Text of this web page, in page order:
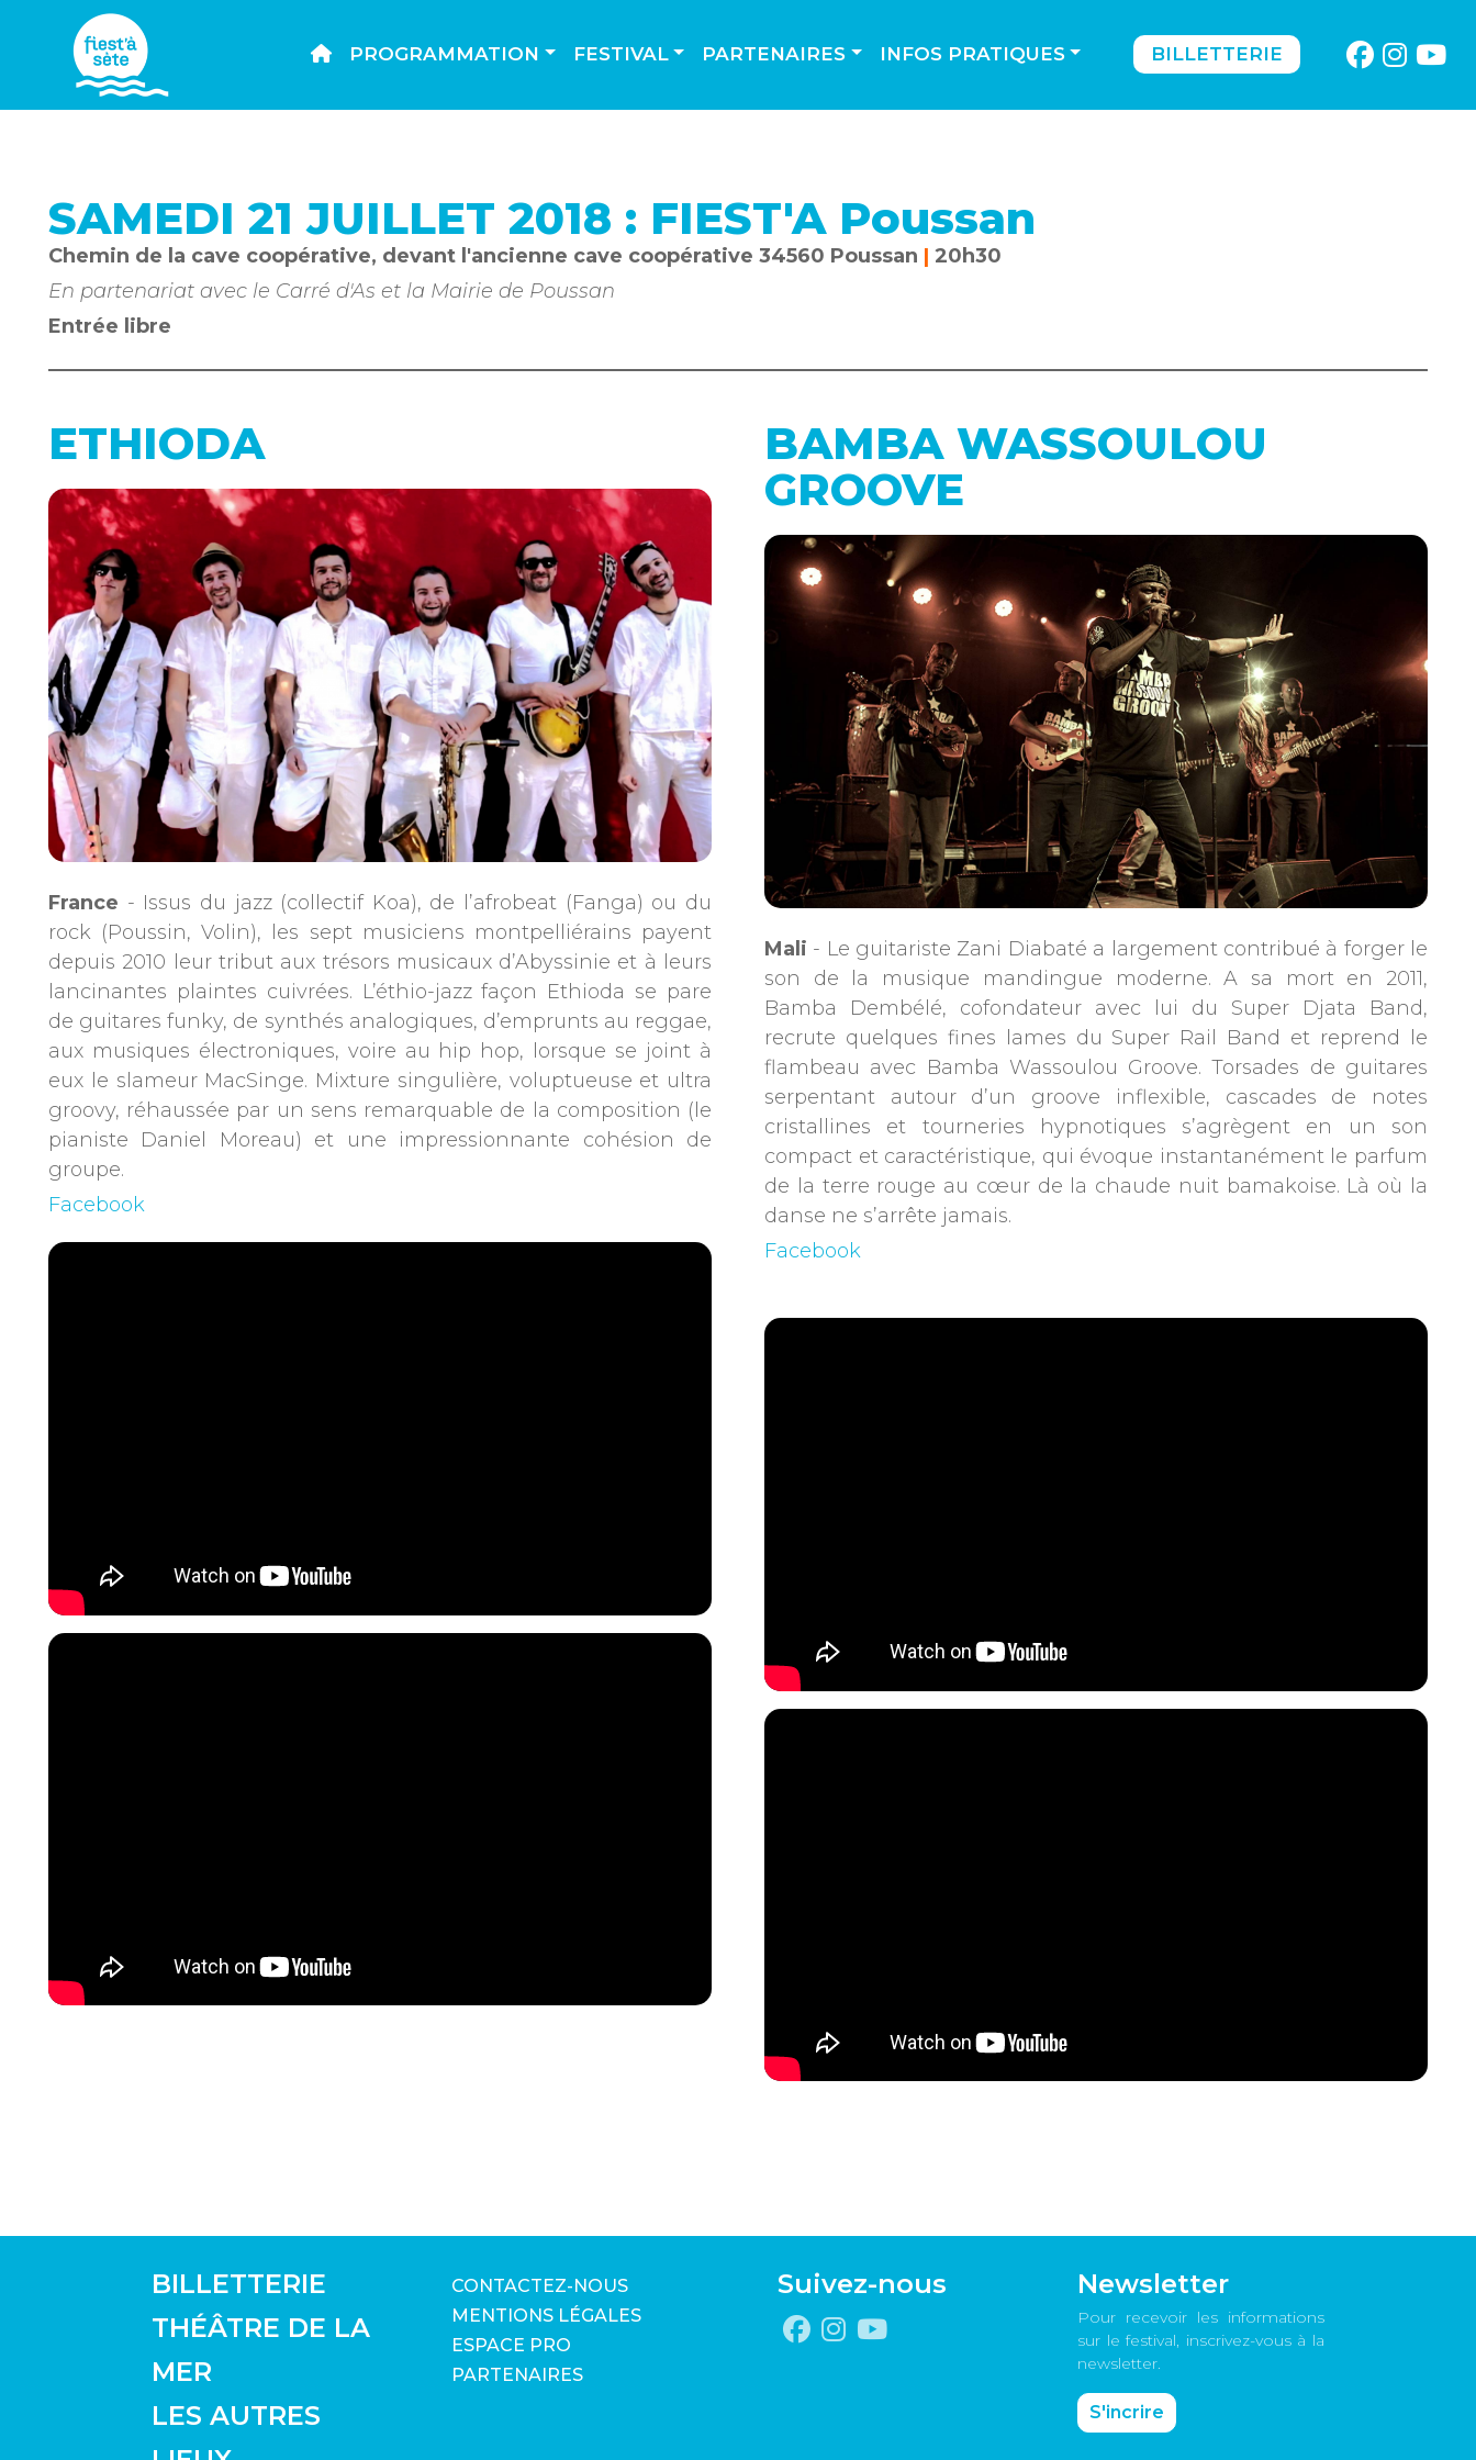
PROGRAMMATION FESTIVAL PARTENAIRES INFOS PRATIQUES BILLETTERIE
SAMEDI 21 JUILLET 2018 : FIEST'A Poussan
Chemin de la cave coopérative, devant l'ancienne cave coopérative 34560 Poussan | 20h30
En partenariat avec le Carré d'As et la Mairie de Poussan
Entrée libre
ETHIODA
France - Issus du jazz (collectif Koa), de l’afrobeat (Fanga) ou du
rock (Poussin, Volin), les sept musiciens montpelliérains payent
depuis 2010 leur tribut aux trésors musicaux d’Abyssinie et à leurs
lancinantes plaintes cuivrées. L’éthio-jazz façon Ethioda se pare
de guitares funky, de synthés analogiques, d’emprunts au reggae,
aux musiques électroniques, voire au hip hop, lorsque se joint à
eux le slameur MacSinge. Mixture singulière, voluptueuse et ultra
groovy, réhaussée par un sens remarquable de la composition (le
pianiste Daniel Moreau) et une impressionnante cohésion de
groupe.
Facebook
BAMBA WASSOULOU
GROOVE
Mali - Le guitariste Zani Diabaté a largement contribué à forger le
son de la musique mandingue moderne. A sa mort en 2011,
Bamba Dembélé, cofondateur avec lui du Super Djata Band,
recrute quelques fines lames du Super Rail Band et reprend le
flambeau avec Bamba Wassoulou Groove. Torsades de guitares
serpentant autour d’un groove inflexible, cascades de notes
cristallines et tourneries hypnotiques s’agrègent en un son
compact et caractéristique, qui évoque instantanément le parfum
de la terre rouge au cœur de la chaude nuit bamakoise. Là où la
danse ne s’arrête jamais.
Facebook
BILLETTERIE
THÉÂTRE DE LA
MER
LES AUTRES
CONTACTEZ-NOUS
MENTIONS LÉGALES
ESPACE PRO
PARTENAIRES
Suivez-nous Newsletter
Pour recevoir les informations
sur le festival, inscrivez-vous à la
newsletter.
S'incrire